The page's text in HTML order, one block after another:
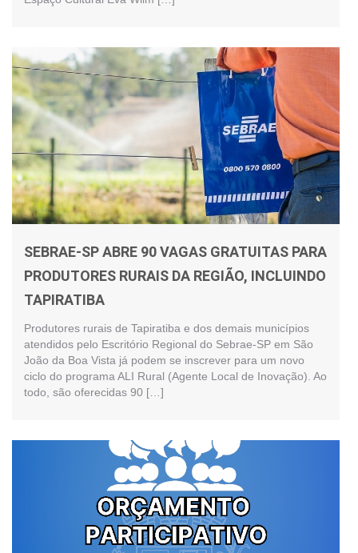
SEBRAE-SP ABRE 90 VAGAS GRATUITAS PARA
PRODUTORES RURAIS DA REGIÃO, INCLUINDO
TAPIRATIBA
Produtores rurais de Tapiratiba e dos demais municípios
atendidos pelo Escritório Regional do Sebrae-SP em São
João da Boa Vista já podem se inscrever para um novo
ciclo do programa ALI Rural (Agente Local de Inovação). Ao
todo, são oferecidas 90 […]